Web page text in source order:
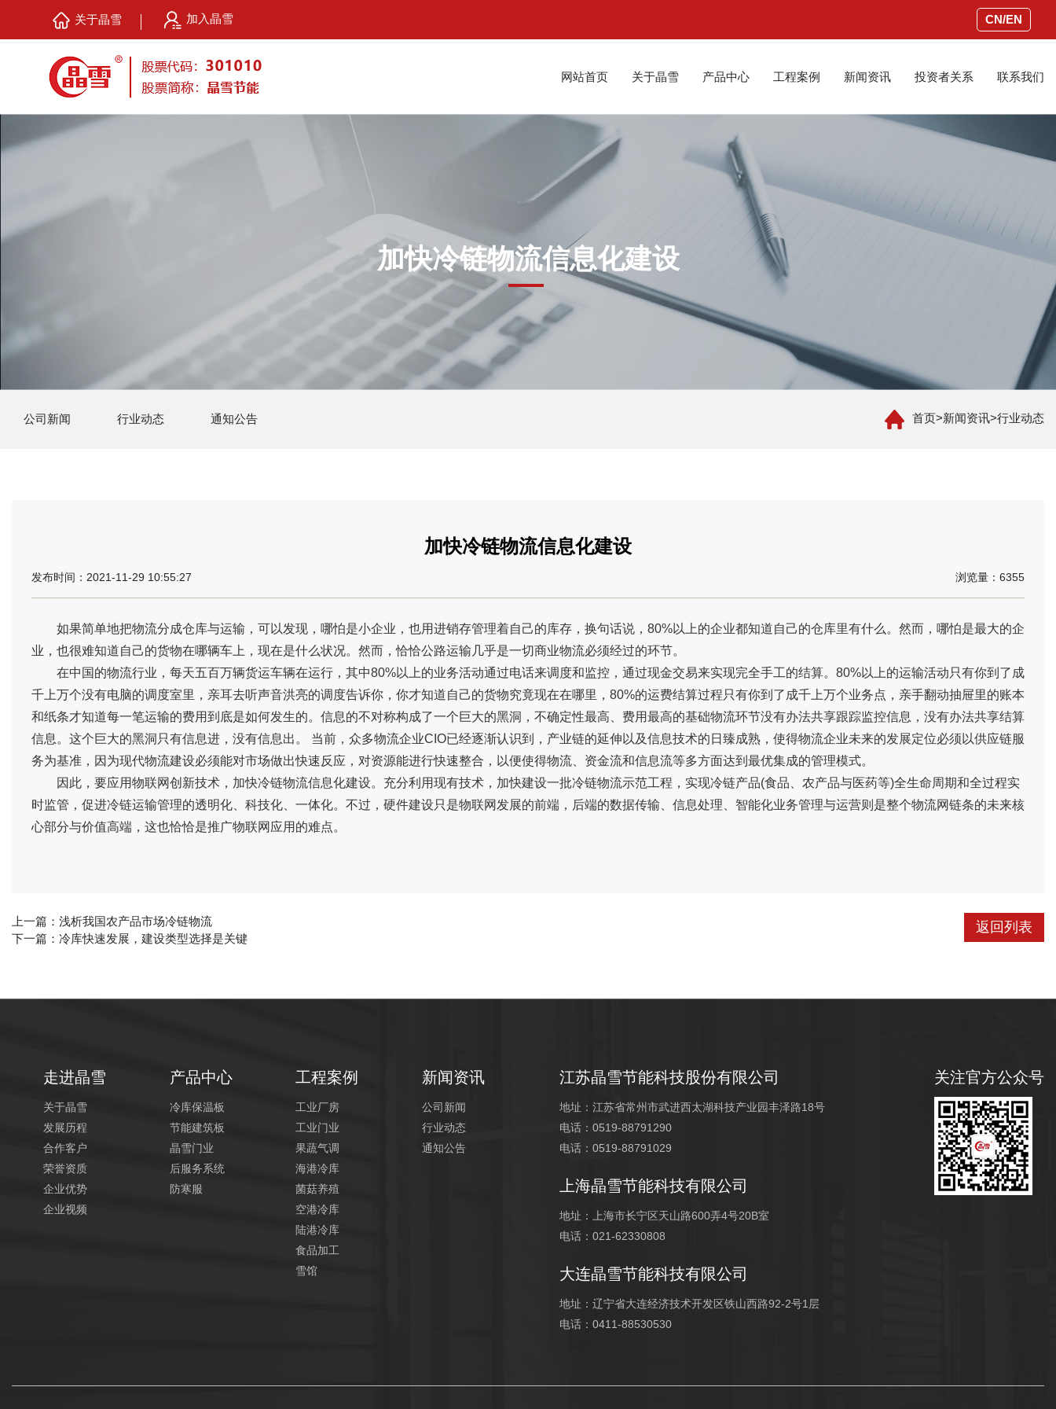
关于晶雪 加入晶雪 CN/EN
网站首页 关于晶雪 产品中心 工程案例 新闻资讯 投资者关系 联系我们
加快冷链物流信息化建设
公司新闻 行业动态 通知公告 首页>新闻资讯>行业动态
加快冷链物流信息化建设
发布时间：2021-11-29 10:55:27 浏览量：6355
如果简单地把物流分成仓库与运输，可以发现，哪怕是小企业，也用进销存管理着自己的库存，换句话说，80%以上的企业都知道自己的仓库里有什么。然而，哪怕是最大的企
业，也很难知道自己的货物在哪辆车上，现在是什么状况。然而，恰恰公路运输几乎是一切商业物流必须经过的环节。
在中国的物流行业，每天五百万辆货运车辆在运行，其中80%以上的业务活动通过电话来调度和监控，通过现金交易来实现完全手工的结算。80%以上的运输活动只有你到了成
千上万个没有电脑的调度室里，亲耳去听声音洪亮的调度告诉你，你才知道自己的货物究竟现在在哪里，80%的运费结算过程只有你到了成千上万个业务点，亲手翻动抽屉里的账本
和纸条才知道每一笔运输的费用到底是如何发生的。信息的不对称构成了一个巨大的黑洞，不确定性最高、费用最高的基础物流环节没有办法共享跟踪监控信息，没有办法共享结算
信息。这个巨大的黑洞只有信息进，没有信息出。 当前，众多物流企业CIO已经逐渐认识到，产业链的延伸以及信息技术的日臻成熟，使得物流企业未来的发展定位必须以供应链服
务为基准，因为现代物流建设必须能对市场做出快速反应，对资源能进行快速整合，以便使得物流、资金流和信息流等多方面达到最优集成的管理模式。
因此，要应用物联网创新技术，加快冷链物流信息化建设。充分利用现有技术，加快建设一批冷链物流示范工程，实现冷链产品(食品、农产品与医药等)全生命周期和全过程实
时监管，促进冷链运输管理的透明化、科技化、一体化。不过，硬件建设只是物联网发展的前端，后端的数据传输、信息处理、智能化业务管理与运营则是整个物流网链条的未来核
心部分与价值高端，这也恰恰是推广物联网应用的难点。
上一篇： 浅析我国农产品市场冷链物流
下一篇： 冷库快速发展，建设类型选择是关键
返回列表
走进晶雪
关于晶雪
发展历程
合作客户
荣誉资质
企业优势
企业视频
产品中心
冷库保温板
节能建筑板
晶雪门业
后服务系统
防寒服
工程案例
工业厂房
工业门业
果蔬气调
海港冷库
菌菇养殖
空港冷库
陆港冷库
食品加工
雪馆
新闻资讯
公司新闻
行业动态
通知公告
江苏晶雪节能科技股份有限公司
地址：江苏省常州市武进西太湖科技产业园丰泽路18号
电话：0519-88791290
电话：0519-88791029
上海晶雪节能科技有限公司
地址：上海市长宁区天山路600弄4号20B室
电话：021-62330808
大连晶雪节能科技有限公司
地址：辽宁省大连经济技术开发区铁山西路92-2号1层
电话：0411-88530530
关注官方公众号